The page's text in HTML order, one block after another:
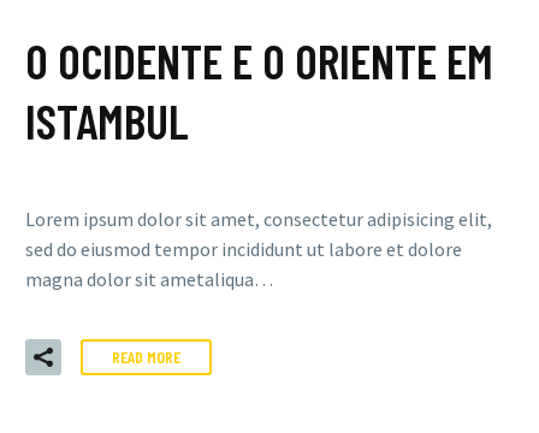
O OCIDENTE E O ORIENTE EM
ISTAMBUL
Lorem ipsum dolor sit amet, consectetur adipisicing elit,
sed do eiusmod tempor incididunt ut labore et dolore
magna dolor sit ametaliqua…
READ MORE